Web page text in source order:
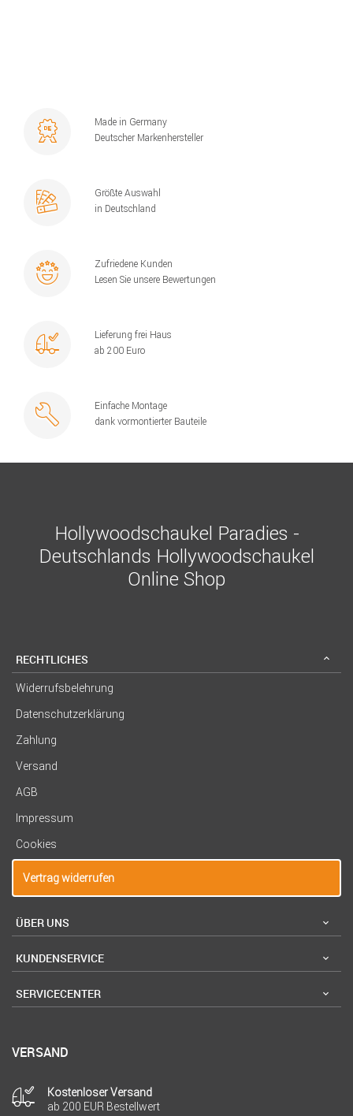
Made in Germany
Deutscher Markenhersteller
Größte Auswahl
in Deutschland
Zufriedene Kunden
Lesen Sie unsere Bewertungen
Lieferung frei Haus
ab 200 Euro
Einfache Montage
dank vormontierter Bauteile
Hollywoodschaukel Paradies -
Deutschlands Hollywoodschaukel
Online Shop
RECHTLICHES
Widerrufsbelehrung
Datenschutzerklärung
Zahlung
Versand
AGB
Impressum
Cookies
Vertrag widerrufen
ÜBER UNS
KUNDENSERVICE
SERVICECENTER
VERSAND
Kostenloser Versand
ab 200 EUR Bestellwert